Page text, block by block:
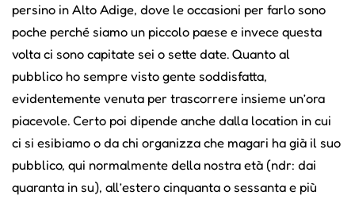
persino in Alto Adige, dove le occasioni per farlo sono
poche perché siamo un piccolo paese e invece questa
volta ci sono capitate sei o sette date. Quanto al
pubblico ho sempre visto gente soddisfatta,
evidentemente venuta per trascorrere insieme un’ora
piacevole. Certo poi dipende anche dalla location in cui
ci si esibiamo o da chi organizza che magari ha già il suo
pubblico, qui normalmente della nostra età (ndr: dai
quaranta in su), all’estero cinquanta o sessanta e più